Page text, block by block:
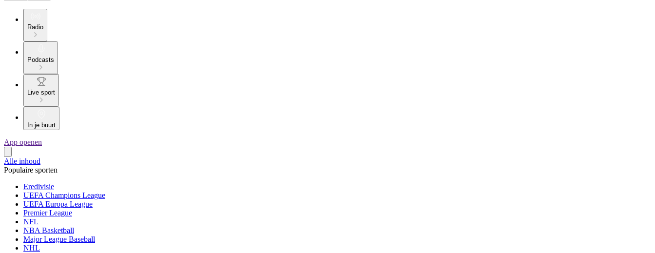
Radio
Podcasts
Live sport
In je buurt
App openen
Alle inhoud
Populaire sporten
Eredivisie
UEFA Champions League
UEFA Europa League
Premier League
NFL
NBA Basketball
Major League Baseball
NHL